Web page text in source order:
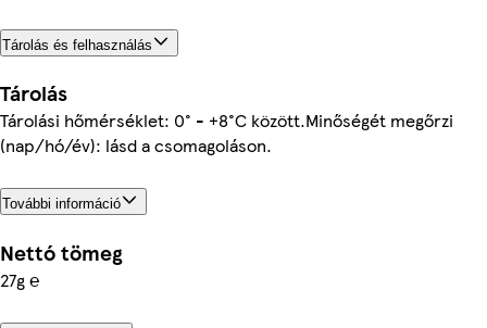
Tárolás és felhasználás
Tárolás
Tárolási hőmérséklet: 0° - +8°C között.Minőségét megőrzi
(nap/hó/év): lásd a csomagoláson.
További információ
Nettó tömeg
27g ℮